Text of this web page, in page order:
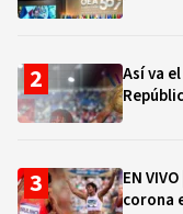
Así va
EN
corona